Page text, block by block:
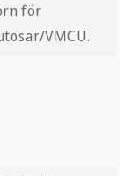
för
VMCU.